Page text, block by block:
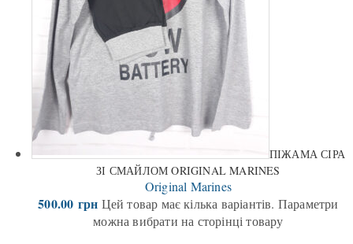
ПІЖАМА СІРА
ЗІ СМАЙЛОМ ORIGINAL MARINES
Original Marines
500.00 грн Цей товар має кілька варіантів. Параметри
можна вибрати на сторінці товару